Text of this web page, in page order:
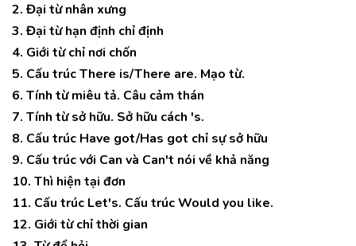
2. Đại từ nhân xưng
3. Đại từ hạn định chỉ định
4. Giới từ chỉ nơi chốn
5. Cấu trúc There is/There are. Mạo từ.
6. Tính từ miêu tả. Câu cảm thán
7. Tính từ sở hữu. Sở hữu cách 's.
8. Cấu trúc Have got/Has got chỉ sự sở hữu
9. Cấu trúc với Can và Can't nói về khả năng
10. Thì hiện tại đơn
11. Cấu trúc Let's. Cấu trúc Would you like.
12. Giới từ chỉ thời gian